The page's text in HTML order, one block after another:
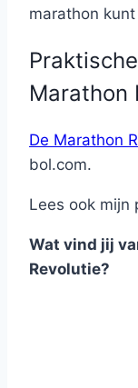
marathon
Marathon
De Marathon
bol.com.
Lees ook mijn
Wat vind jij
Revolutie?